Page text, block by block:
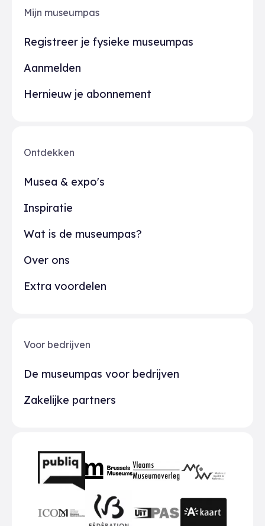
Ontdekken
Musea & expo's
Inspiratie
Wat is de museumpas?
Over ons
Extra voordelen
Voor bedrijven
De museumpas voor bedrijven
Zakelijke partners
Mijn museumpas
Registreer je fysieke museumpas
Aanmelden
Hernieuw je abonnement
Partners